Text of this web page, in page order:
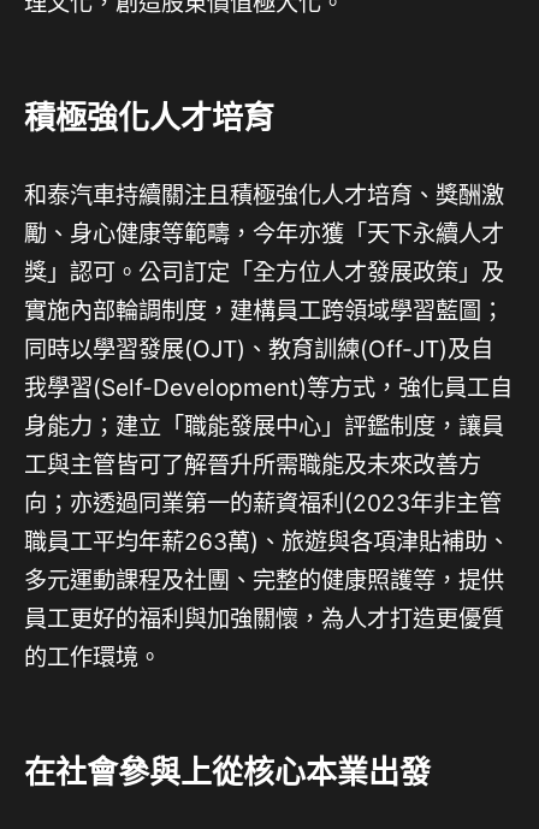
積極強化人才培育
和泰汽車持續關注且積極強化人才培育、獎酬激
勵、身心健康等範疇，今年亦獲「天下永續人才
獎」認可。公司訂定「全方位人才發展政策」及
實施內部輪調制度，建構員工跨領域學習藍圖；
同時以學習發展(OJT)、教育訓練(Off-JT)及自
我學習(Self-Development)等方式，強化員工自
身能力；建立「職能發展中心」評鑑制度，讓員
工與主管皆可了解晉升所需職能及未來改善方
向；亦透過同業第一的薪資福利(2023年非主管
職員工平均年薪263萬)、旅遊與各項津貼補助、
多元運動課程及社團、完整的健康照護等，提供
員工更好的福利與加強關懷，為人才打造更優質
的工作環境。
在社會參與上從核心本業出發